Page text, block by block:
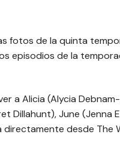
fotos de la quinta
episodios de la
a Alicia (Alycia
Dillahunt), June (Jenna
desde The